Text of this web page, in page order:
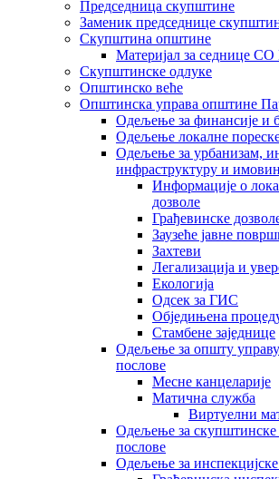
Председница скупштине
Заменик председнице
Скупштина општине
Материјал за седнице
Скупштинске одлуке
Општинско веће
Општинска управа општине
Одељење за финансије и
Одељење локалне
Одељење за урбанизам,
инфраструктуру и
Информације о
дозволе
Грађевинске
Заузеће јавне
Захтеви
Легализација и
Екологија
Одсек за ГИС
Обједињена
Стамбене заједнице
Oдељење за општу управу
послове
Месне канцеларије
Матична служба
Виртуелни
Одељење за
послове
Одељење за